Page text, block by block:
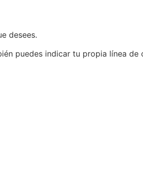
desees.
puedes indicar tu propia línea de